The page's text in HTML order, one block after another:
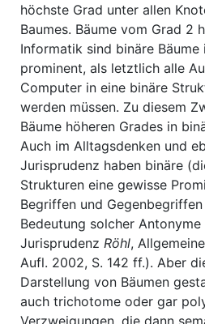
höchste Grad unter allen
Baumes. Bäume vom Grad 2
Informatik sind binäre Bäume
prominent, als letztlich alle
Computer in eine binäre
werden müssen. Zu diesem
Bäume höheren Grades in
Auch im Alltagsdenken und
Jurisprudenz haben binäre
Strukturen eine gewisse
Begriffen und
Bedeutung solcher Antonyme
Jurisprudenz Röhl,
Aufl. 2002, S. 142 ff.). Aber
Darstellung von Bäumen
auch trichotome oder gar